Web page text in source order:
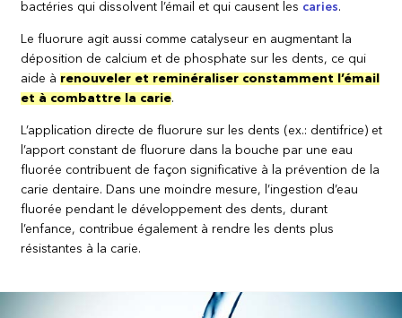
bactéries qui dissolvent l’émail et qui causent les caries.
Le fluorure agit aussi comme catalyseur en augmentant la
déposition de calcium et de phosphate sur les dents, ce qui
aide à renouveler et reminéraliser constamment l’émail
et à combattre la carie.
L’application directe de fluorure sur les dents (ex.: dentifrice) et
l’apport constant de fluorure dans la bouche par une eau
fluorée contribuent de façon significative à la prévention de la
carie dentaire. Dans une moindre mesure, l’ingestion d’eau
fluorée pendant le développement des dents, durant
l’enfance, contribue également à rendre les dents plus
résistantes à la carie.